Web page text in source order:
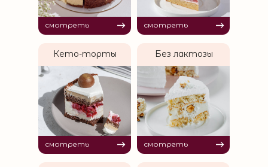
Без лактозы
смотреть
Кето-торты
смотреть
смотреть
смотреть